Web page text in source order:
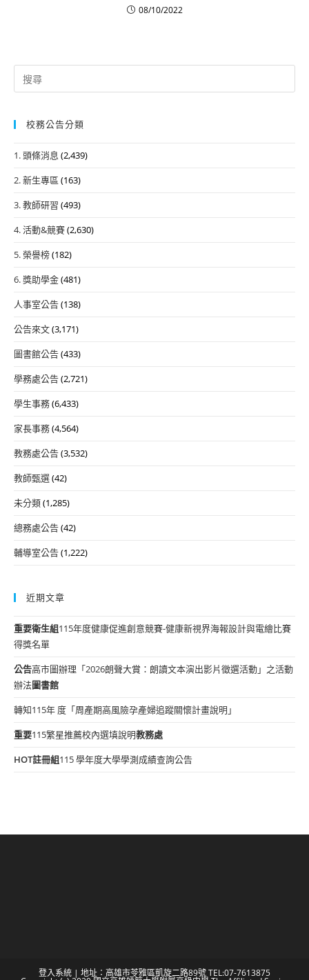
08/10/2022
Search
for:
校務公告分類
1. 頭條消息 (2,439)
2. 新生專區 (163)
3. 教師研習 (493)
4. 活動&競賽(2,630)
5. 榮譽榜(182)
6. 獎助學金(481)
人事室公告(138)
公告來文(3,171)
圖書館公告(433)
學務處公告(2,721)
學生事務(6,433)
家長事務(4,564)
教務處公告(3,532)
教師甄選(42)
未分類(1,285)
總務處公告(42)
輔導室公告(1,222)
近期文章
重要衛生組115年度健康促進創意競賽-健康新視界海報設計與電繪比賽
得獎名單
公告高市圖辦理「2026朗聲大賞：朗讀文本演出影片徵選活動」之活動
辦法圖書館
轉知115年 度「周產期高風險孕產婦追蹤關懷計畫說明」
重要115繁星推薦校內選填說明教務處
HOT註冊組115 學年度大學學測成績查詢公告
登入系統 | 地址：高雄市苓雅區凱旋二路89號 TEL:07-7613875